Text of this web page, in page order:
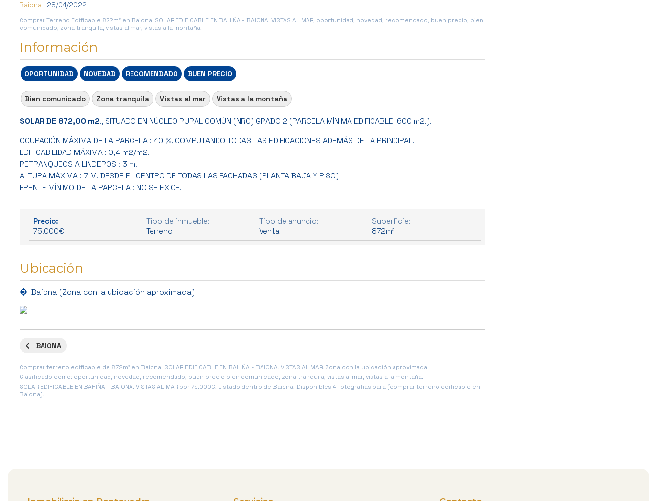
Baiona | 28/04/2022
Comprar Terreno Edificable 872m² en Baiona. SOLAR EDIFICABLE EN BAHIÑA - BAIONA. VISTAS AL MAR, oportunidad, novedad, recomendado, buen precio, bien
comunicado, zona tranquila, vistas al mar, vistas a la montaña.
Información
OPORTUNIDAD NOVEDAD RECOMENDADO BUEN PRECIO
Bien comunicado Zona tranquila Vistas al mar Vistas a la montaña
SOLAR DE 872,00 m2., SITUADO EN NÚCLEO RURAL COMÚN (NRC) GRADO 2 (PARCELA MÍNIMA EDIFICABLE 600 m2.).
OCUPACIÓN MÁXIMA DE LA PARCELA : 40 %, COMPUTANDO TODAS LAS EDIFICACIONES ADEMÁS DE LA PRINCIPAL.
EDIFICABILIDAD MÁXIMA : 0,4 m2/m2.
RETRANQUEOS A LINDEROS : 3 m.
ALTURA MÁXIMA : 7 M. DESDE EL CENTRO DE TODAS LAS FACHADAS (PLANTA BAJA Y PISO)
FRENTE MÍNIMO DE LA PARCELA : NO SE EXIGE.
Precio:
75.000€
Tipo de inmueble:
Terreno
Tipo de anuncio:
Venta
Superficie:
872m²
Ubicación
Baiona (Zona con la ubicación aproximada)
BAIONA
Comprar terreno edificable de 872m² en Baiona. SOLAR EDIFICABLE EN BAHIÑA - BAIONA. VISTAS AL MAR. Zona con la ubicación aproximada.
Clasificado como: oportunidad, novedad, recomendado, buen precio bien comunicado, zona tranquila, vistas al mar, vistas a la montaña.
SOLAR EDIFICABLE EN BAHIÑA - BAIONA. VISTAS AL MAR por 75.000€. Listado dentro de Baiona. Disponibles 4 fotografias para (comprar terreno edificable en
Baiona).